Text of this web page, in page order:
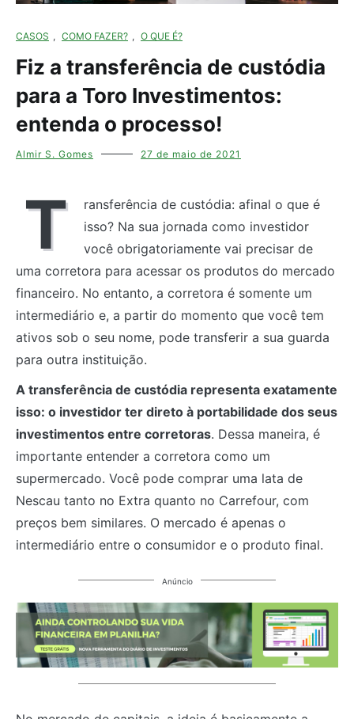
CASOS , COMO FAZER? , O QUE É?
Fiz a transferência de custódia
para a Toro Investimentos:
entenda o processo!
Almir S. Gomes 27 de maio de 2021
T
ransferência de custódia: afinal o que é
isso? Na sua jornada como investidor
você obrigatoriamente vai precisar de
uma corretora para acessar os produtos do mercado
financeiro. No entanto, a corretora é somente um
intermediário e, a partir do momento que você tem
ativos sob o seu nome, pode transferir a sua guarda
para outra instituição.
A transferência de custódia representa exatamente
isso: o investidor ter direto à portabilidade dos seus
investimentos entre corretoras. Dessa maneira, é
importante entender a corretora como um
supermercado. Você pode comprar uma lata de
Nescau tanto no Extra quanto no Carrefour, com
preços bem similares. O mercado é apenas o
intermediário entre o consumidor e o produto final.
Anúncio